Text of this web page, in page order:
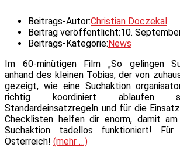
Beitrags-Autor:Christian Doczekal
Beitrag veröffentlicht:10.
Beitrags-Kategorie: News
Im 60-minütigen Film „So gelingen
anhand des kleinen Tobias, der von
gezeigt, wie eine Suchaktion
richtig koordiniert ablaufen
Standardeinsatzregeln und für die
Checklisten helfen dir enorm, damit
Suchaktion tadellos funktioniert! Für
Österreich! (mehr …)